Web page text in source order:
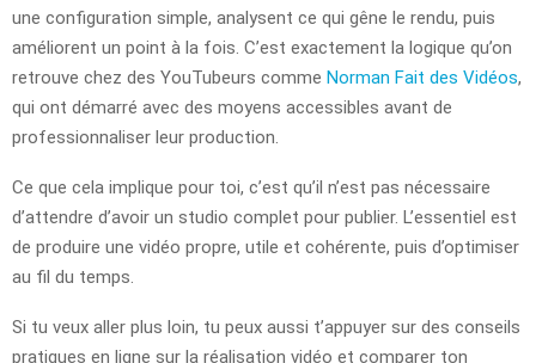
une configuration simple, analysent ce qui gêne le rendu, puis
améliorent un point à la fois. C’est exactement la logique qu’on
retrouve chez des YouTubeurs comme Norman Fait des Vidéos,
qui ont démarré avec des moyens accessibles avant de
professionnaliser leur production.
Ce que cela implique pour toi, c’est qu’il n’est pas nécessaire
d’attendre d’avoir un studio complet pour publier. L’essentiel est
de produire une vidéo propre, utile et cohérente, puis d’optimiser
au fil du temps.
Si tu veux aller plus loin, tu peux aussi t’appuyer sur des conseils
pratiques en ligne sur la réalisation vidéo et comparer ton